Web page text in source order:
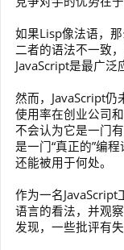
如果Lisp像法语，
二者的语法不一致
JavaScript是最广泛
然而，JavaScript仍
使用率在创业公司
不会认为它是一门
是一门“真正的”编
还能被用于何处。
作为一名JavaScript
语言的看法，并观
发现，一些批评有